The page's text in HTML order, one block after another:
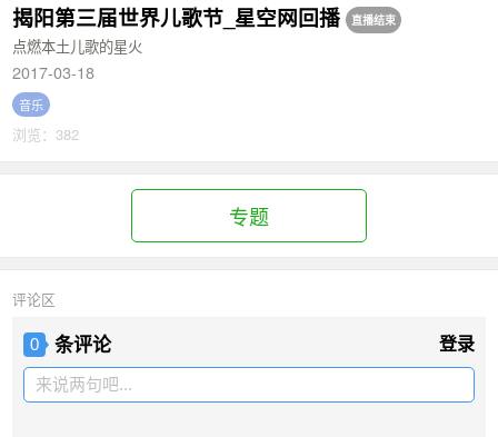
揭阳第三届世界儿歌节_星空网回播 直播结束
点燃本土儿歌的星火
2017-03-18
音乐
浏览：382
专题
评论区
0 条评论 登录
来说两句吧...